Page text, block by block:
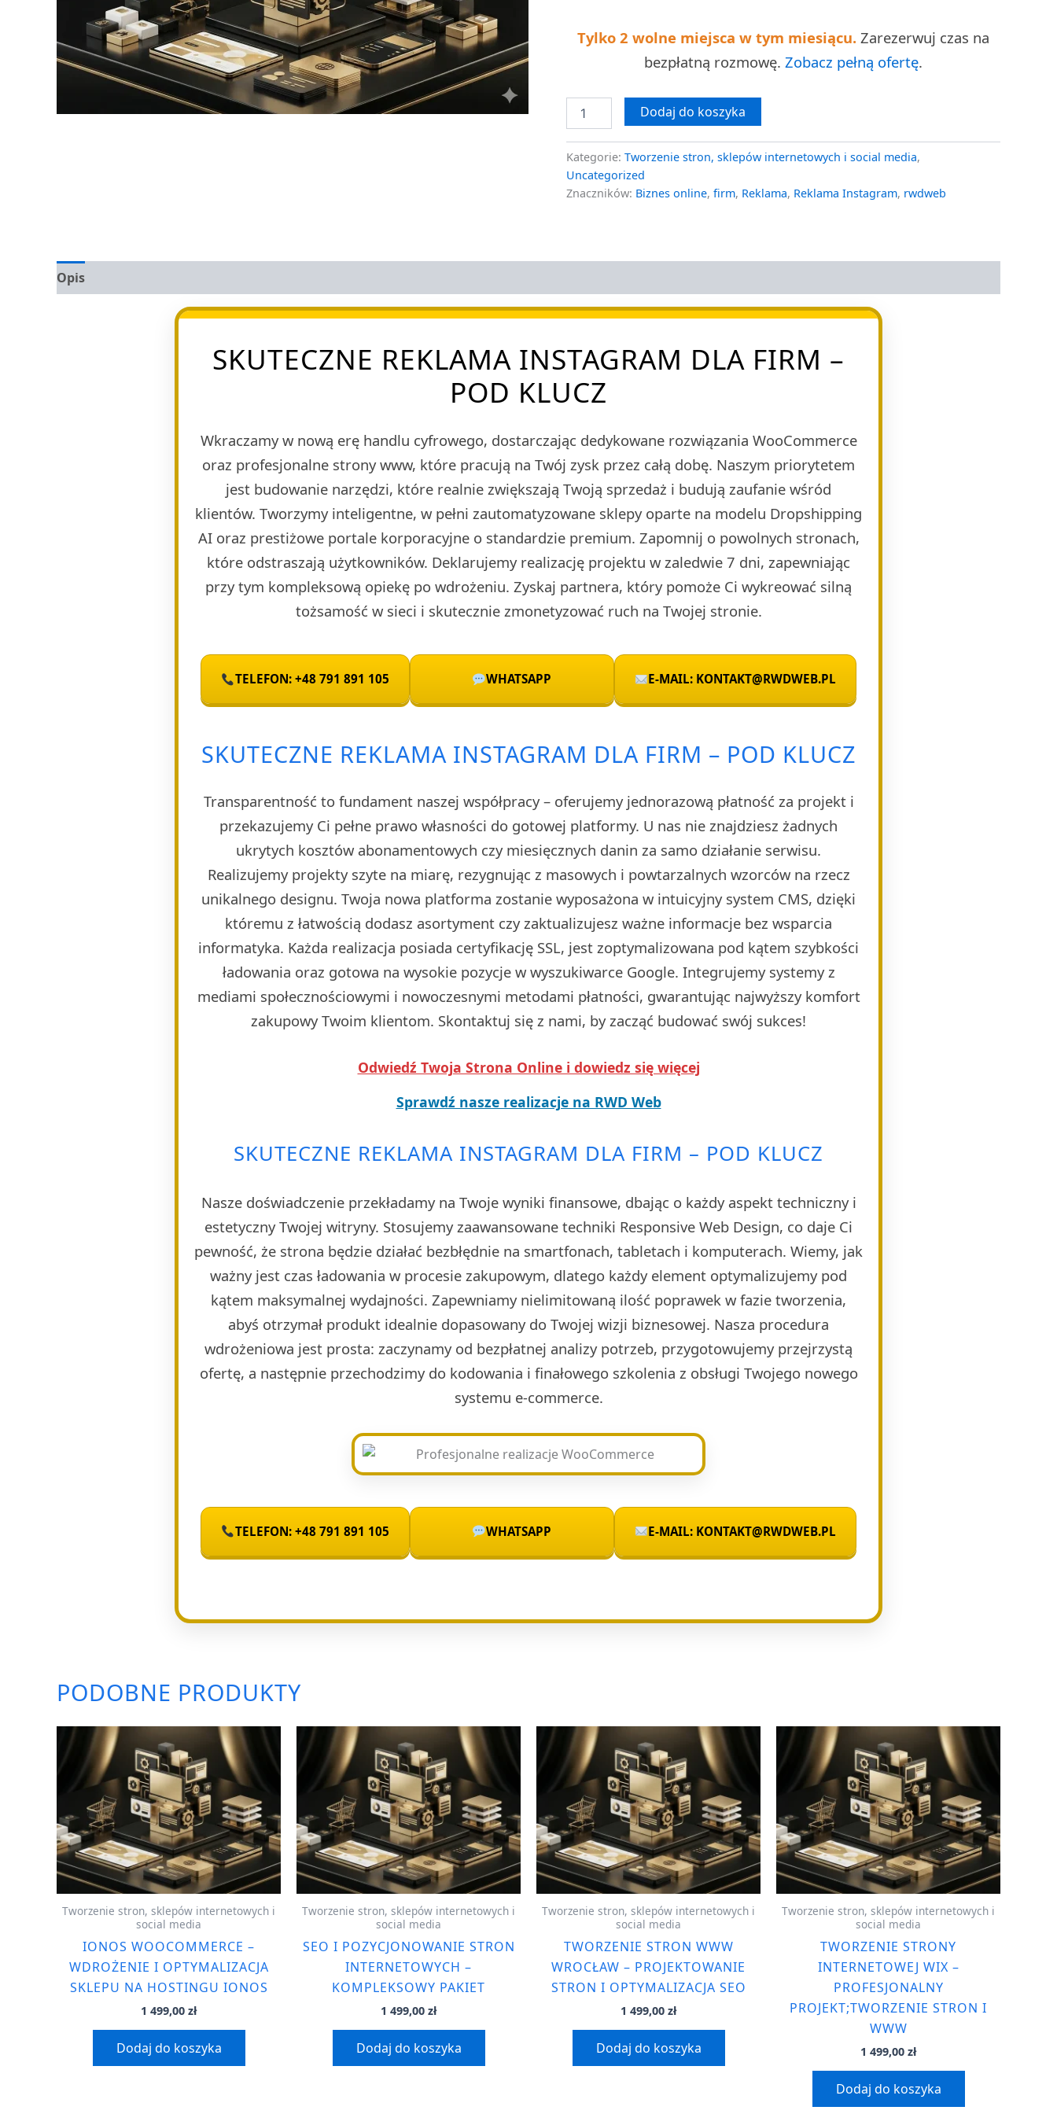
Tylko 2 wolne miejsca w tym miesiącu. Zarezerwuj czas na
bezpłatną rozmowę. Zobacz pełną ofertę.
Dodaj do koszyka
Kategorie: Tworzenie stron, sklepów internetowych i social media,
Uncategorized
Znaczników: Biznes online, firm, Reklama, Reklama Instagram, rwdweb
Opis
SKUTECZNE REKLAMA INSTAGRAM DLA FIRM –
POD KLUCZ
Wkraczamy w nową erę handlu cyfrowego, dostarczając dedykowane rozwiązania WooCommerce
oraz profesjonalne strony www, które pracują na Twój zysk przez całą dobę. Naszym priorytetem
jest budowanie narzędzi, które realnie zwiększają Twoją sprzedaż i budują zaufanie wśród
klientów. Tworzymy inteligentne, w pełni zautomatyzowane sklepy oparte na modelu Dropshipping
AI oraz prestiżowe portale korporacyjne o standardzie premium. Zapomnij o powolnych stronach,
które odstraszają użytkowników. Deklarujemy realizację projektu w zaledwie 7 dni, zapewniając
przy tym kompleksową opiekę po wdrożeniu. Zyskaj partnera, który pomoże Ci wykreować silną
tożsamość w sieci i skutecznie zmonetyzować ruch na Twojej stronie.
TELEFON: +48 791 891 105 WHATSAPP E-MAIL: KONTAKT@RWDWEB.PL
SKUTECZNE REKLAMA INSTAGRAM DLA FIRM – POD KLUCZ
Transparentność to fundament naszej współpracy – oferujemy jednorazową płatność za projekt i
przekazujemy Ci pełne prawo własności do gotowej platformy. U nas nie znajdziesz żadnych
ukrytych kosztów abonamentowych czy miesięcznych danin za samo działanie serwisu.
Realizujemy projekty szyte na miarę, rezygnując z masowych i powtarzalnych wzorców na rzecz
unikalnego designu. Twoja nowa platforma zostanie wyposażona w intuicyjny system CMS, dzięki
któremu z łatwością dodasz asortyment czy zaktualizujesz ważne informacje bez wsparcia
informatyka. Każda realizacja posiada certyfikację SSL, jest zoptymalizowana pod kątem szybkości
ładowania oraz gotowa na wysokie pozycje w wyszukiwarce Google. Integrujemy systemy z
mediami społecznościowymi i nowoczesnymi metodami płatności, gwarantując najwyższy komfort
zakupowy Twoim klientom. Skontaktuj się z nami, by zacząć budować swój sukces!
Odwiedź Twoja Strona Online i dowiedz się więcej
Sprawdź nasze realizacje na RWD Web
SKUTECZNE REKLAMA INSTAGRAM DLA FIRM – POD KLUCZ
Nasze doświadczenie przekładamy na Twoje wyniki finansowe, dbając o każdy aspekt techniczny i
estetyczny Twojej witryny. Stosujemy zaawansowane techniki Responsive Web Design, co daje Ci
pewność, że strona będzie działać bezbłędnie na smartfonach, tabletach i komputerach. Wiemy, jak
ważny jest czas ładowania w procesie zakupowym, dlatego każdy element optymalizujemy pod
kątem maksymalnej wydajności. Zapewniamy nielimitowaną ilość poprawek w fazie tworzenia,
abyś otrzymał produkt idealnie dopasowany do Twojej wizji biznesowej. Nasza procedura
wdrożeniowa jest prosta: zaczynamy od bezpłatnej analizy potrzeb, przygotowujemy przejrzystą
ofertę, a następnie przechodzimy do kodowania i finałowego szkolenia z obsługi Twojego nowego
systemu e-commerce.
TELEFON: +48 791 891 105 WHATSAPP E-MAIL: KONTAKT@RWDWEB.PL
PODOBNE PRODUKTY
Tworzenie stron, sklepów internetowych i
social media
IONOS WOOCOMMERCE –
WDROŻENIE I OPTYMALIZACJA
SKLEPU NA HOSTINGU IONOS
1 499,00 zł
Dodaj do koszyka
Tworzenie stron, sklepów internetowych i
social media
SEO I POZYCJONOWANIE STRON
INTERNETOWYCH –
KOMPLEKSOWY PAKIET
1 499,00 zł
Dodaj do koszyka
Tworzenie stron, sklepów internetowych i
social media
TWORZENIE STRON WWW
WROCŁAW – PROJEKTOWANIE
STRON I OPTYMALIZACJA SEO
1 499,00 zł
Dodaj do koszyka
Tworzenie stron, sklepów internetowych i
social media
TWORZENIE STRONY
INTERNETOWEJ WIX –
PROFESJONALNY
PROJEKT;TWORZENIE STRON I
WWW
1 499,00 zł
Dodaj do koszyka